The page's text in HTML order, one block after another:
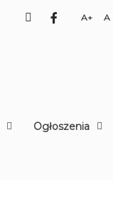
facebook
Set
Ogłoszenia